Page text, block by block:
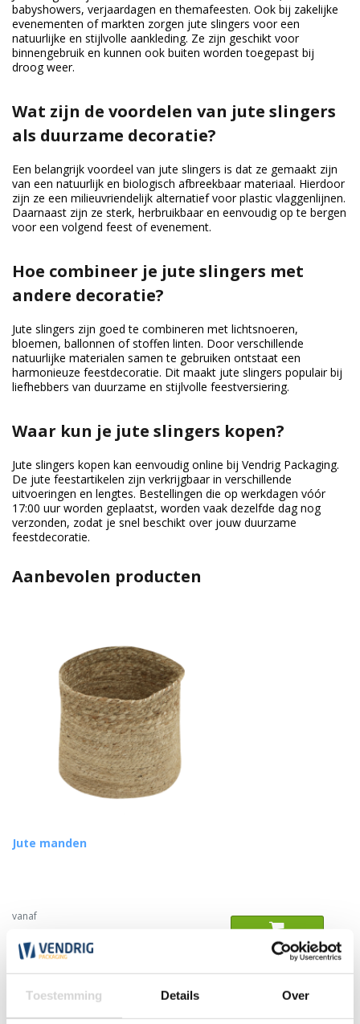
Toestemming Details Over
babyshowers, verjaardagen en themafeesten. Ook bij zakelijke
evenementen of markten zorgen jute slingers voor een
natuurlijke en stijlvolle aankleding. Ze zijn geschikt voor
binnengebruik en kunnen ook buiten worden toegepast bij
droog weer.
Wat zijn de voordelen van jute slingers
als duurzame decoratie?
Een belangrijk voordeel van jute slingers is dat ze gemaakt zijn
van een natuurlijk en biologisch afbreekbaar materiaal. Hierdoor
zijn ze een milieuvriendelijk alternatief voor plastic vlaggenlijnen.
Daarnaast zijn ze sterk, herbruikbaar en eenvoudig op te bergen
voor een volgend feest of evenement.
Hoe combineer je jute slingers met
andere decoratie?
Jute slingers zijn goed te combineren met lichtsnoeren,
bloemen, ballonnen of stoffen linten. Door verschillende
natuurlijke materialen samen te gebruiken ontstaat een
harmonieuze feestdecoratie. Dit maakt jute slingers populair bij
liefhebbers van duurzame en stijlvolle feestversiering.
Waar kun je jute slingers kopen?
Jute slingers kopen kan eenvoudig online bij Vendrig Packaging.
De jute feestartikelen zijn verkrijgbaar in verschillende
uitvoeringen en lengtes. Bestellingen die op werkdagen vóór
17:00 uur worden geplaatst, worden vaak dezelfde dag nog
verzonden, zodat je snel beschikt over jouw duurzame
feestdecoratie.
Aanbevolen producten
Jute manden
vanaf